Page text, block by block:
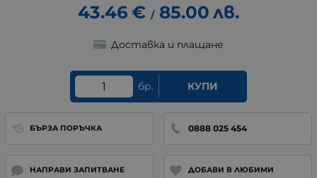
43.46 € / 85.00 лв.
Доставка и плащане
бр. КУПИ
БЪРЗА ПОРЪЧКА 0888 025 454
НАПРАВИ ЗАПИТВАНЕ ДОБАВИ В ЛЮБИМИ